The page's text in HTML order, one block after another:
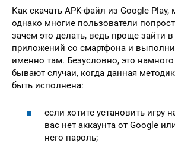
Как скачать APK-файл из Google
однако многие пользователи
зачем это делать, ведь проще зайти
приложений со смартфона и
именно там. Безусловно, это
бывают случаи, когда данная
быть исполнена:
если хотите установить игру
вас нет аккаунта от Google
него пароль;